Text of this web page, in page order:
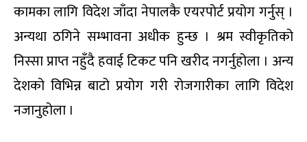
कामका लागि विदेश जाँदा नेपालकै एयरपोर्ट प्रयोग गर्नुस् ।
अन्यथा ठगिने सम्भावना अधीक हुन्छ । श्रम स्वीकृतिको
निस्सा प्राप्त नहुँदै हवाई टिकट पनि खरीद नगर्नुहोला । अन्य
देशको विभिन्न बाटो प्रयोग गरी रोजगारीका लागि विदेश
नजानुहोला ।